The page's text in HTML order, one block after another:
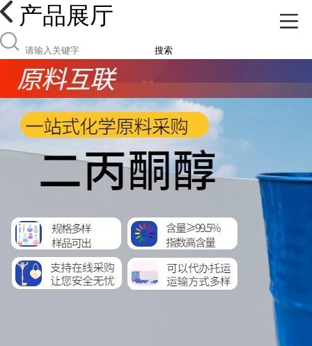
产品展厅
搜索